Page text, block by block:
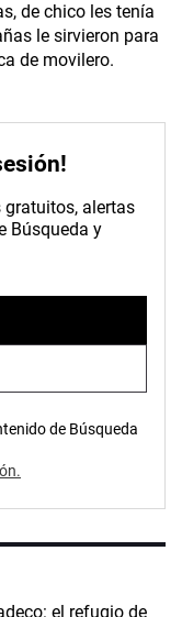
de chico les tenía
le sirvieron para
de movilero.
gratuitos, alertas
Búsqueda y
de Búsqueda